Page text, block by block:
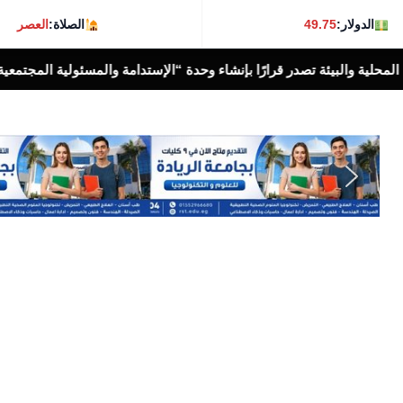
الدولار:49.75 الصلاة:العصر
وحدة “الإستدامة والمسئولية المجتمعية بالوزارة أخبار الناس اليوم